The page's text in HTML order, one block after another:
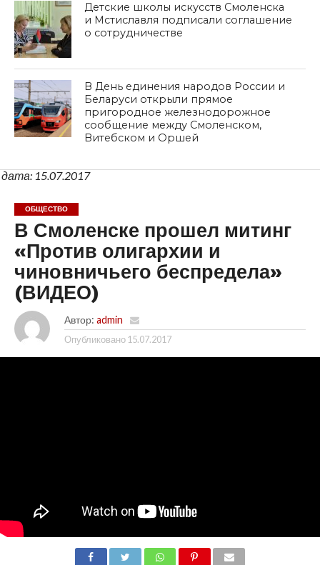
Детские школы искусств Смоленска
и Мстиславля подписали соглашение
о сотрудничестве
В День единения народов России и
Беларуси открыли прямое
пригородное железнодорожное
сообщение между Смоленском,
Витебском и Оршей
дата: 15.07.2017
ОБЩЕСТВО
В Смоленске прошел митинг
«Против олигархии и
чиновничьего беспредела»
(ВИДЕО)
Автор: admin
Опубликовано 15.07.2017